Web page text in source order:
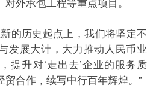
外承包工程等重点项目。
历史起点上，我们将坚定不
发展大计，大力推动人民币业
提升对‘走出去’企业的服务质
贸合作，续写中行百年辉煌。”